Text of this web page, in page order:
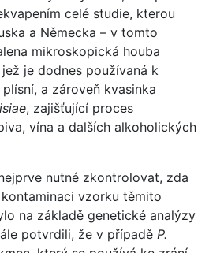
celé studie, kterou
a Německa – v tomto
mikroskopická houba
jež je dodnes používaná k
a zároveň kvasinka
, zajišťující proces
vína a dalších alkoholických
nutné zkontrolovat, zda
vzorku těmito
na základě genetické analýzy
potvrdili, že v případě P.